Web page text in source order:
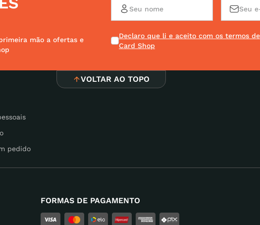
mão a ofertas e
Declaro que li e aceito com os termos
Card Shop
VOLTAR AO TOPO
pedido
FORMAS DE PAGAMENTO